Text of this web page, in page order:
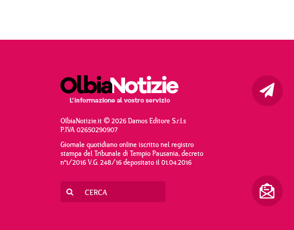
OlbiaNotizie.it © 2026 Damos Editore S.r.l.s
P.IVA 02650290907
Giornale quotidiano online iscritto nel registro
stampa del Tribunale di Tempio Pausania, decreto
n°1/2016 V.G. 248/16 depositato il 01.04.2016